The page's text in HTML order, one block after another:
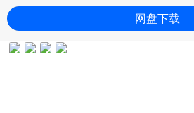
网盘下载